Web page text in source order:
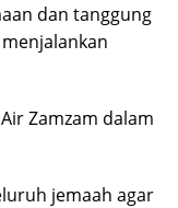
dan tanggung
Zamzam dalam
jemaah agar